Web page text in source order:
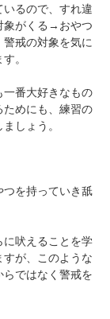
るので、すれ違
象がくる→おやつ
戒の対象を気に
。
一番大好きなもの
ためにも、練習の
しょう。
つを持っていき舐
に吠えることを学
が、このような
ではなく警戒を